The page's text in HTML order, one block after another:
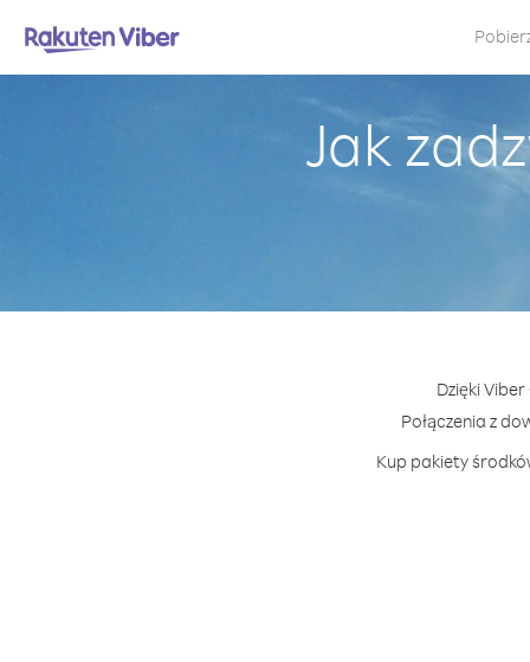
Jak
Dzięki
Połączenia z
Kup pakiety